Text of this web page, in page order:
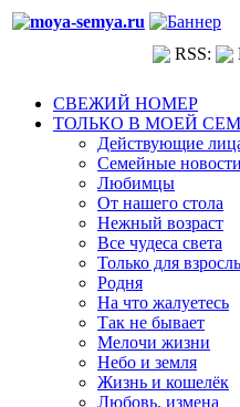
RSS:
СВЕЖИЙ НОМЕР
ТОЛЬКО В МОЕЙ
Действующие
Семейные новости
Любимцы
От нашего стола
Нежный возраст
Все чудеса света
Только для
Родня
На что жалуетесь
Так не бывает
Мелочи жизни
Небо и земля
Жизнь и кошелёк
Любовь, измена